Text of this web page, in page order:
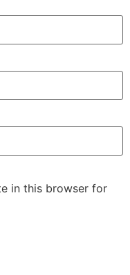
in this browser for